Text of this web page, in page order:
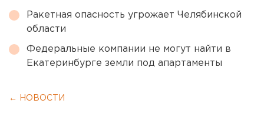
Ракетная опасность угрожает Челябинской
области
Федеральные компании не могут найти в
Екатеринбурге земли под апартаменты
← НОВОСТИ